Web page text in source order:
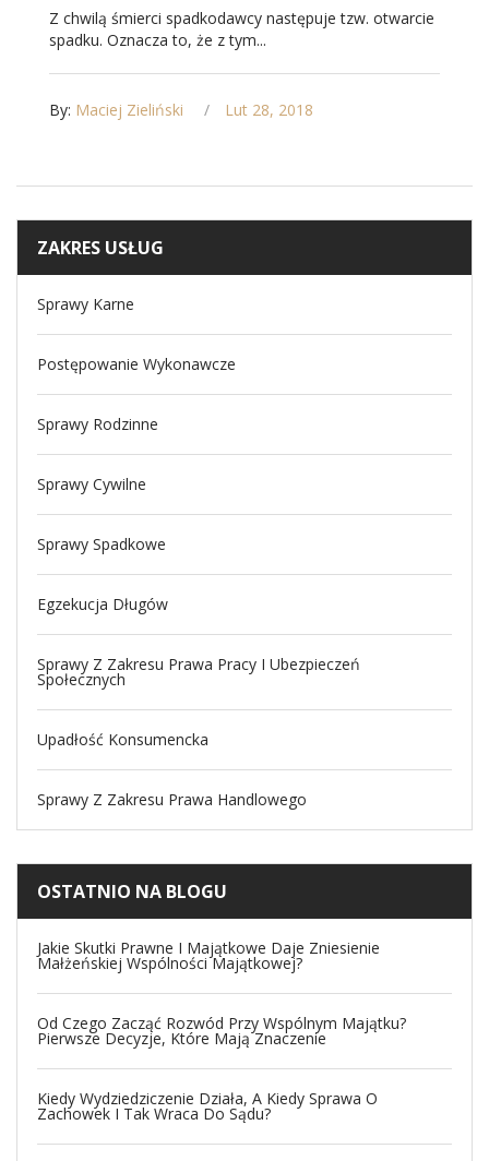
Z chwilą śmierci spadkodawcy następuje tzw. otwarcie
spadku. Oznacza to, że z tym...
By: Maciej Zieliński Lut 28, 2018
ZAKRES USŁUG
Sprawy Karne
Postępowanie Wykonawcze
Sprawy Rodzinne
Sprawy Cywilne
Sprawy Spadkowe
Egzekucja Długów
Sprawy Z Zakresu Prawa Pracy I Ubezpieczeń
Społecznych
Upadłość Konsumencka
Sprawy Z Zakresu Prawa Handlowego
OSTATNIO NA BLOGU
Jakie Skutki Prawne I Majątkowe Daje Zniesienie
Małżeńskiej Wspólności Majątkowej?
Od Czego Zacząć Rozwód Przy Wspólnym Majątku?
Pierwsze Decyzje, Które Mają Znaczenie
Kiedy Wydziedziczenie Działa, A Kiedy Sprawa O
Zachowek I Tak Wraca Do Sądu?